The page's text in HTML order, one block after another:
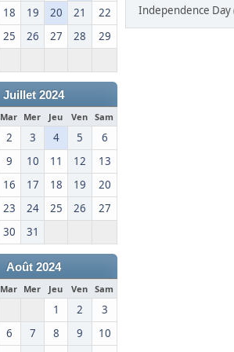
18 19 20 21
22
25 26 27 28
29
Juillet 2024
Mar Mer Jeu Ven Sam
2 3 4 5
6
9 10 11 12
13
16 17 18 19
20
23 24 25 26
27
30 31
Août 2024
Mar Mer Jeu Ven Sam
1 2
3
6 7 8 9
10
Independence Day